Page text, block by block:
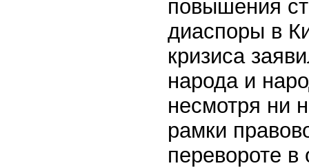
повышения
диаспоры в
кризиса
народа и
несмотря ни
рамки
перевороте в